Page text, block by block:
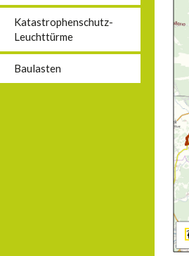
Katastrophenschutz-
Leuchttürme
Baulasten